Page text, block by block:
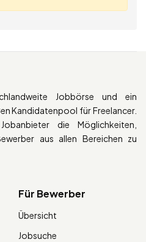
Jobbörse und ein
Kandidatenpool für Freelancer.
die Möglichkeiten,
aus allen Bereichen zu
Für Bewerber
Übersicht
Jobsuche